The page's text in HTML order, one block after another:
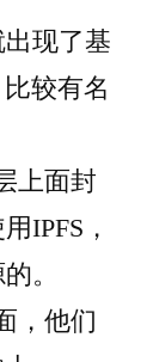
现了基
较有名
上面封
IPFS，
。
，他们